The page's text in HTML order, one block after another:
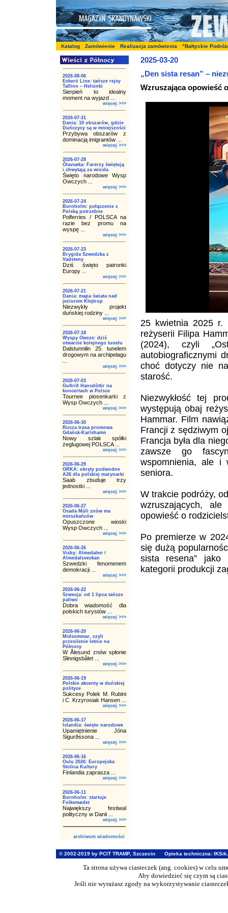
Katalog Zamówienie Realizacja zamówienia "Bałtyckie
2026-08-06
Eckerö Line: tańsze rejsy
Tallinn – Helsinki
Sierpień to idealny
moment na wyjazd ...
więcej >>>
2026-07-31
Dania: 10 obszarów, gdzie
Duńczycy są w mniejszości
Przybywa obszarów z
dominacją imigrantów ...
więcej >>>
2026-07-28
Ólavsøka: Farerzy świętują
i chwytają za wiosła
Święto narodowe Wysp
Owczych ...
więcej >>>
2026-07-24
Bornholm: połączenie z
Polską potrzebne
Polferries / POLSCA na
razie bez promu na
wyspę ...
więcej >>>
2026-07-23
Brygida Szwedzka z
Vadsteny
Dziś święto patronki
Europy ...
więcej >>>
2026-07-21
Dania: mapa świata nad
jeziorem Klejtrup
Niezwykły projekt
duńskiej rodziny ...
więcej >>>
2026-07-18
Wyspy Owcze: dziś
otwarcie kolejnego tunelu
Dalstunnilin 25. tunelem
drogowym na archipelagu
więcej >>>
2026-07-03
Guðrið Hansdóttir na
koncertach w Polsce
Tournee piosenkarki z
Wysp Owczych ...
więcej >>>
2026-06-30
Rusza trasa promowa
Gdańsk-Karlshamn
Nowy szlak spółki
żeglugowej POLSCA ...
więcej >>>
2026-06-29
ORKA: okręty podwodne
A26 dla polskiej marynarki
Saab zbuduje trzy
jednostki ...
więcej >>>
2026-06-27
Osada Múli znów ma
mieszkańców
Opuszczone wioski
Wysp Owczych ...
więcej >>>
2026-06-26
Visby: Almedalen /
Almedalsveckan
Szwedzki fenomenem
demokracji ...
więcej >>>
2026-06-22
Szwecja: od 1 lipca tańsze
paliwo
Dobra wiadomość dla
polskich turystów ...
więcej >>>
2026-06-20
Midsommar, czyli
przesilenie letnie na
Północy
W Ålesund znów spłonie
Slinnigsbålet ...
więcej >>>
2026-06-19
Polskie akcenty w duńskiej
polityce
Sukcesy Polek M. Rubini
i C. Krzyrosiak Hansen ...
więcej >>>
2026-06-17
Islandia: święto narodowe
Upamiętnienie Jóna
Sigurðssona ...
więcej >>>
2026-06-16
Oulu 2026: Europejska
Stolica Kultury
Finlandia zaprasza ...
więcej >>>
2026-06-11
Bornholm: startuje
Folkemødet
Największy festiwal
polityczny w Danii ...
więcej >>>
archiwum wiadomości
2025-03-20
„Den sista resan” –
Wzruszająca opowieść
25 kwietnia 2025 r.
reżyserii Filipa
(2024), czyli
autobiograficznymi
choć dotyczy nie
starość.
Niezwykłość tej
występują obaj
Hammar. Film
Francji z sędziwym
Francja była dla
zawsze go
wspomnienia, ale i
seniora.
W trakcie podróży,
wzruszających,
opowieść o
Po premierze w
się dużą
sista resena” jako
kategorii produkcji
© 2002-2019 by PCIT TRAMP, Szczecin Opieka techniczna:
Ta strona używa ciasteczek (ang. cookies) w celu
Aby dowiedzieć się czym są
Jeśli nie wyrażasz zgody na wykorzystywanie